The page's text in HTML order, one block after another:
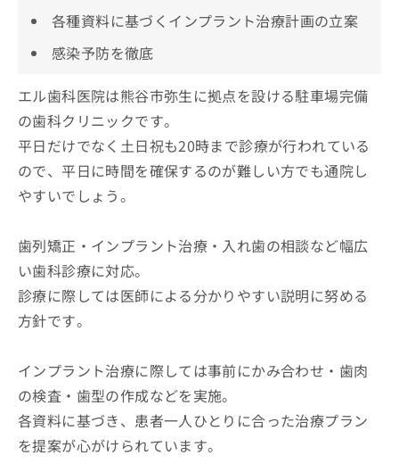
各種資料に基づくインプラント治療計画の立案
感染予防を徹底
エル歯科医院は熊谷市弥生に拠点を設ける駐車場完備
の歯科クリニックです。
平日だけでなく土日祝も20時まで診療が行われている
ので、平日に時間を確保するのが難しい方でも通院し
やすいでしょう。
歯列矯正・インプラント治療・入れ歯の相談など幅広
い歯科診療に対応。
診療に際しては医師による分かりやすい説明に努める
方針です。
インプラント治療に際しては事前にかみ合わせ・歯肉
の検査・歯型の作成などを実施。
各資料に基づき、患者一人ひとりに合った治療プラン
を提案が心がけられています。